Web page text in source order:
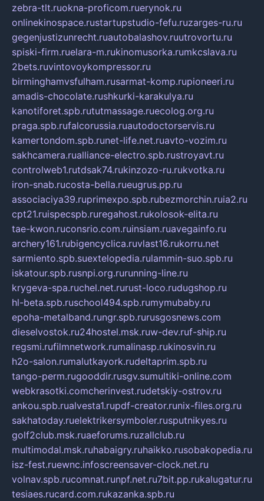
zebra-tlt.ruokna-proficom.ruerynok.ru
onlinekinospace.rustartupstudio-fefu.ruzarges-ru.ru
gegenjustizunrecht.ruautobalashov.ruutrovortu.ru
spiski-firm.ruelara-m.rukinomusorka.rumkcslava.ru
2bets.ruvintovoykompressor.ru
birminghamvsfulham.rusarmat-komp.rupioneeri.ru
amadis-chocolate.rushkurki-karakulya.ru
kanotiforet.spb.rututmassage.ruecolog.org.ru
praga.spb.rufalcorussia.ruautodoctorservis.ru
kamertondom.spb.runet-life.net.ruavto-vozim.ru
sakhcamera.rualliance-electro.spb.rustroyavt.ru
controlweb1.rutdsak74.rukinzozo-ru.rukvotka.ru
iron-snab.rucosta-bella.rueugrus.pp.ru
associaciya39.ruprimexpo.spb.rubezmorchin.ruia2.ru
cpt21.ruispecspb.ruregahost.rukolosok-elita.ru
tae-kwon.ruconsrio.com.ruinsiam.ruavegainfo.ru
archery161.rubigencyclica.ruvlast16.rukorru.net
sarmiento.spb.suextelopedia.rulammin-suo.spb.ru
iskatour.spb.rusnpi.org.rurunning-line.ru
krygeva-spa.ruchel.net.rurust-loco.rudugshop.ru
hl-beta.spb.ruschool494.spb.rumymubaby.ru
epoha-metalband.rungr.spb.rurusgosnews.com
dieselvostok.ru24hostel.msk.ruw-dev.ruf-ship.ru
regsmi.rufilmnetwork.rumalinasp.rukinosvin.ru
h2o-salon.rumalutkayork.rudeltaprim.spb.ru
tango-perm.rugooddir.rusgv.sumultiki-online.com
webkrasotki.comcherinvest.rudetskiy-ostrov.ru
ankou.spb.rualvesta1.rupdf-creator.runix-files.org.ru
sakhatoday.ruelektrikersymboler.rusputnikyes.ru
golf2club.msk.ruaeforums.ruzallclub.ru
multimodal.msk.ruhabaigry.ruhaikko.rusobakopedia.ru
isz-fest.ruewnc.infoscreensaver-clock.net.ru
volnav.spb.rucomnat.runpf.net.ru7bit.pp.rukalugatur.ru
tesiaes.rucard.com.rukazanka.spb.ru